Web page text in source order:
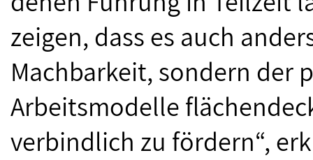
zeigen, dass es auch
Machbarkeit, sondern der
Arbeitsmodelle
verbindlich zu fördern“,